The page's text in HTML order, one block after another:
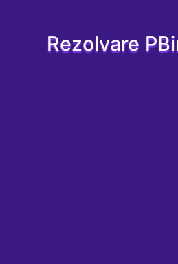
Rezolvare